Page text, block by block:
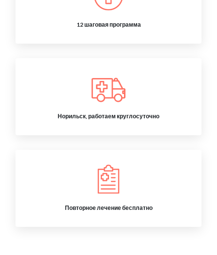
12 шаговая программа
Норильск, работаем круглосуточно
Повторное лечение бесплатно